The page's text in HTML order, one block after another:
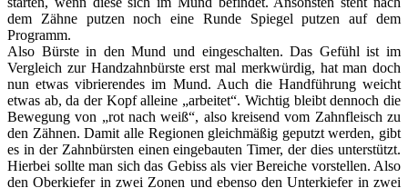
dem Zähne putzen noch eine Runde Spiegel putzen auf dem
Programm.
Also Bürste in den Mund und eingeschalten. Das Gefühl ist im
Vergleich zur Handzahnbürste erst mal merkwürdig, hat man doch
nun etwas vibrierendes im Mund. Auch die Handführung weicht
etwas ab, da der Kopf alleine „arbeitet“. Wichtig bleibt dennoch die
Bewegung von „rot nach weiß“, also kreisend vom Zahnfleisch zu
den Zähnen. Damit alle Regionen gleichmäßig geputzt werden, gibt
es in der Zahnbürsten einen eingebauten Timer, der dies unterstützt.
Hierbei sollte man sich das Gebiss als vier Bereiche vorstellen. Also
den Oberkiefer in zwei Zonen und ebenso den Unterkiefer in zwei